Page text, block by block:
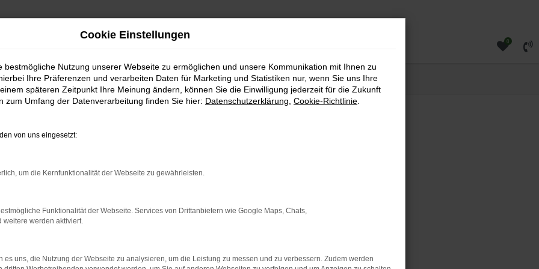
0
große Auswahl an sofort verfügbaren Neu- und Gebrauchtwagen direkt bei uns
einem geräumigen Familienauto oder einem sportlichen SUV suchen – bei
Cookie Einstellungen
bestmögliche Nutzung unserer Webseite zu ermöglichen und unsere Kommunikation mit Ihnen zu
Ihre Präferenzen und verarbeiten Daten für Marketing und Statistiken nur, wenn Sie uns Ihre
späteren Zeitpunkt Ihre Meinung ändern, können Sie die Einwilligung jederzeit für die Zukunft
zum Umfang der Datenverarbeitung finden Sie hier: Datenschutzerklärung Cookie-Richtlinie
von uns eingesetzt:
um die Kernfunktionalität der Webseite zu gewährleisten.
Funktionalität der Webseite. Services von Drittanbietern wie Google Maps, Chats,
weitere werden aktiviert.
es uns, die Nutzung der Webseite zu analysieren, um die Leistung zu messen und zu verbessern. Zudem werden